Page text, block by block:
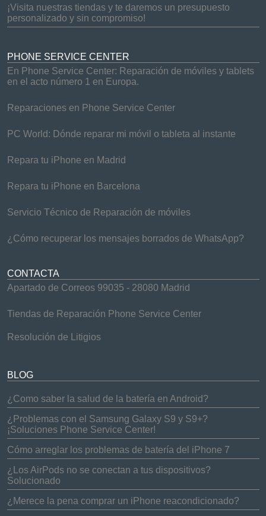
¡Visita nuestras tiendas y te daremos un presupuesto
personalizado y sin compromiso!
PHONE SERVICE CENTER
En Phone Service Center: Reparación de móviles y tablets
en el acto número 1 en Europa.
Reparaciones en Phone Service Center
PC World: Dónde reparar mi móvil o tableta al instante
Repara tu iPhone en Madrid
Repara tu iPhone en Barcelona
Servicio Técnico de Reparación de móviles
¿Cómo recuperar los mensajes borrados de WhatsApp?
CONTACTA
Apartado de Correos 99035 - 28080 Madrid
Tiendas de Reparación Phone Service Center
Resolución de Litigios
BLOG
¿Como saber la salud de la batería en Android?
¿Problemas con el Samsung Galaxy S9 y S9+?
¡Soluciones Phone Service Center!
Cómo arreglar los problemas de batería del iPhone 7
¿Los AirPods no se conectan a tus dispositivos?
Solucionado
¿Merece la pena comprar un iPhone reacondicionado?